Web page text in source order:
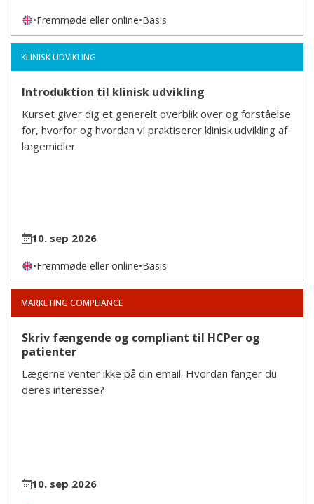
•Fremmøde eller online•Basis
KLINISK UDVIKLING
Introduktion til klinisk udvikling
Kurset giver dig et generelt overblik over og forståelse
for, hvorfor og hvordan vi praktiserer klinisk udvikling af
lægemidler
10. sep 2026
•Fremmøde eller online•Basis
MARKETING COMPLIANCE
Skriv fængende og compliant til HCPer og
patienter
Lægerne venter ikke på din email. Hvordan fanger du
deres interesse?
10. sep 2026